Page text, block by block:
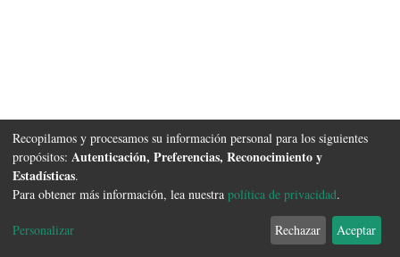
Software DSpacecopyright © 2002-2026 FCyT Uader
Configuración de
Acuerdo de
usuario final
Enviar
Sugerencias
Recopilamos y procesamos su información personal para los siguientes
propósitos: Autenticación, Preferencias, Reconocimiento y
Estadísticas.
Para obtener más información, lea nuestra política de privacidad.
Personalizar Rechazar Aceptar